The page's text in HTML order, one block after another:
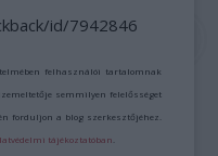
id/7942846
felhasználói tartalomnak
semmilyen felelősséget
forduljon a blog szerkesztőjéhez.
tájékoztatóban